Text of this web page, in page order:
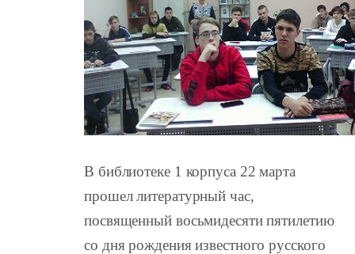
В библиотеке 1 корпуса 22 марта
прошел литературный час,
посвященный восьмидесяти пятилетию
со дня рождения известного русского